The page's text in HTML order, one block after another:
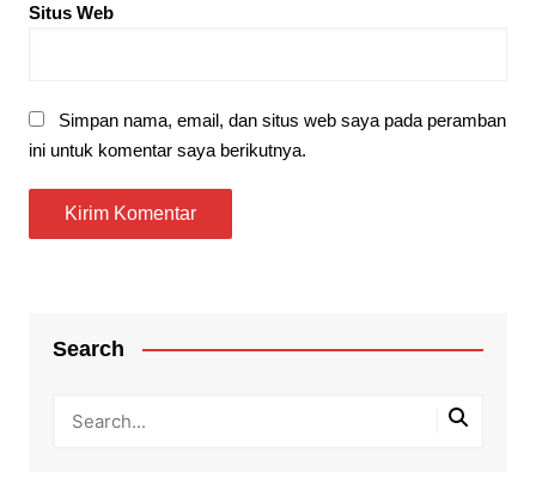
Situs Web
Simpan nama, email, dan situs web saya pada peramban
ini untuk komentar saya berikutnya.
Search